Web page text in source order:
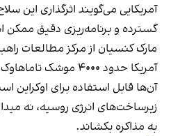
آمریکایی می‌گویند اثرگذاری این
گسترده و برنامه‌ریزی دقیق
مارک کنسیان از مرکز مطالعات
آمریکا حدود ۴۰۰۰
آن‌ها قابل استفاده برای اوکراین
زیرساخت‌های انرژی روسیه، نه
به مذاکره بکشاند.